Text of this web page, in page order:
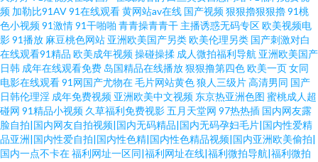
频 加勒比91AV91在线观看黄网站av在线 国产视频狠狠擼狠狠擼91桃
色小视频91激情91干啪啪 青青操青青干 主播诱惑无码专区欧美视频电
影91播放 麻豆桃色网站 亚洲欧美国产另类欧美伦理另类 国产刺激对白
在线观看91精品 欧美成年视频操碰操揉 成人微拍福利导航 亚洲欧美国产
日韩 成年在线观看免费 岛国精品在线播放狠狠撸第四色欧美一页女同
电影在线观看91网国产尤物在毛片网站黄色狼人三级片高清男同 国产
日韩伦理淫 成年免费视频 亚洲欧美中文视频 东京热亚洲色图 蜜桃成人超
碰网 91精品小视频 久草福利免费视影五月天堂网 97热热插 国内网友露
脸自拍|国内网友自拍视频|国内无码精品|国内无码孕妇毛片|国内性爱精
品亚洲|国内性爱自拍|国内性色精|国内性色精品视频|国内亚洲欧美偷拍|
国内一点不卡在福利网址一区同|福利网址在线|福利微拍导航|福利微拍